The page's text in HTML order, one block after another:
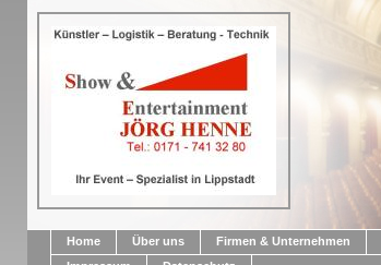
Home Über uns Firmen & Unternehmen